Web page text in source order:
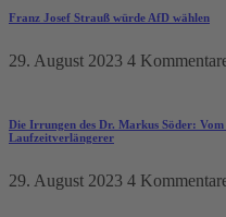
Franz Josef Strauß würde AfD wählen
29. August 2023 4
Die Irrungen des Dr. Markus Söder:
Laufzeitverlängerer
29. August 2023 4